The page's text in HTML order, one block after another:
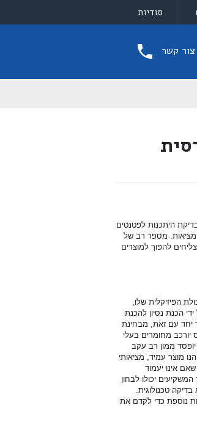
סודיות
צור קשר
היתכנות לפטנטים
מספר רב של
להפוך למוצרים
הפיזיקלית שלו,
הכנת נסיון להכנת
יחד עם זאת, מבחינת
יורכב מחומרים בעלי
ממון רב עקב
מוצר עמיד, מציאותי
אינו יעמוד
יכולו לבחון
טכנולוגית.
נוספת כדי לקדם את